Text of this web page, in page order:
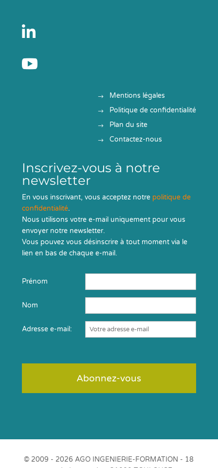


Mentions légales
Politique de confidentialité
Plan du site
Contactez-nous
Inscrivez-vous à notre
newsletter
En vous inscrivant, vous acceptez notre politique de
confidentialité.
Nous utilisons votre e-mail uniquement pour vous
envoyer notre newsletter.
Vous pouvez vous désinscrire à tout moment via le
lien en bas de chaque e-mail.
Prénom
Nom
Adresse e-mail:
© 2009 - 2026 AGO INGENIERIE-FORMATION - 18